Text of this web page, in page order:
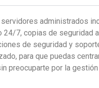
administrados
24/7, copias de seguridad
de seguridad y
para que puedas
preocuparte por la